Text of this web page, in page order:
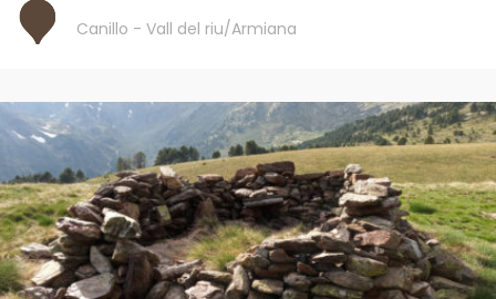
Canillo - Vall del riu/Armiana